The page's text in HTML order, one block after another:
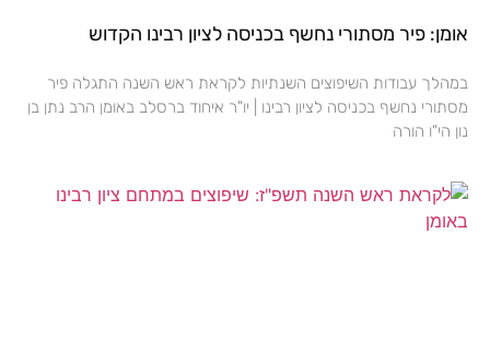
אומן: פיר מסתורי נחשף בכניסה לציון רבינו הקדוש
במהלך עבודות השיפוצים השנתיות לקראת ראש השנה התגלה פיר
מסתורי נחשף בכניסה לציון רבינו | יו"ר איחוד ברסלב באומן הרב נתן בן
נון הי"ו הורה